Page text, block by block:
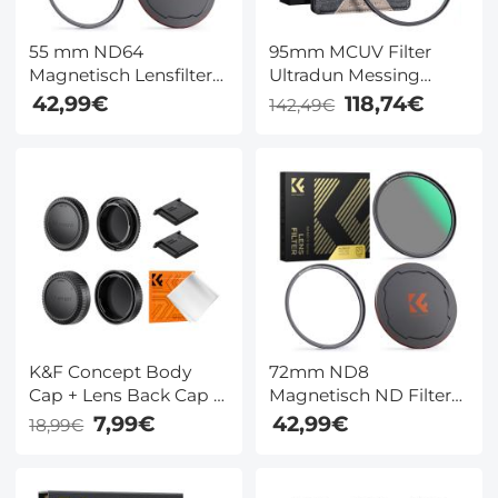
55 mm ND64
Magnetisch Lensfilter
Met Neutrale Dichtheid
HD Waterdicht
Grijsfilter Nano Xcel
Serie
42,99€
95mm MCUV Filter
Ultradun Messing
Frame HD 36 Laags
Nano Xcel Pro
142,49€ 118,74€
K&F Concept Body
Cap + Lens Back Cap +
Hot Shoe Cap +
Schoonmaakdoekje
X-Pro2, X-Pro3, X-T2, X-
18,99€ 7,99€
72mm ND8
Magnetisch ND Filter
3-in-1 Magnetic Lens
Filter Neutrale
42,99€